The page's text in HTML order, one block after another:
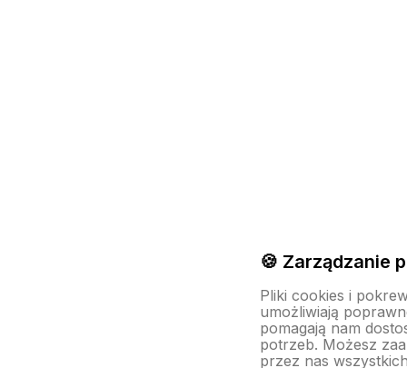
🍪 Zarządzanie
Pliki cookies i
umożliwiają
pomagają nam
potrzeb. Możesz
przez nas